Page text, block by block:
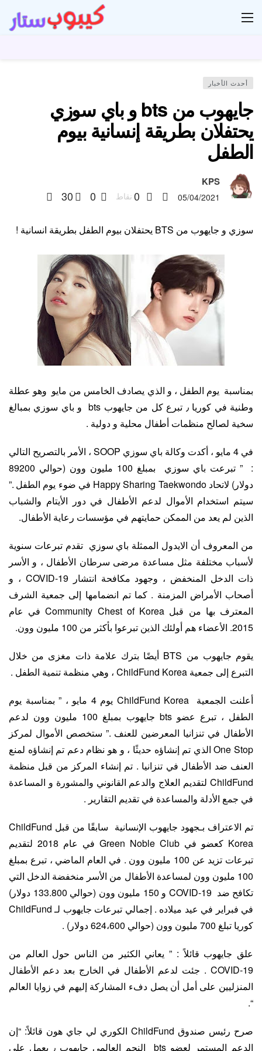
أحدث الأخبار
جايهوب من bts و باي سوزي
يحتفلان بطريقة إنسانية بيوم
الطفل
KPS
05/04/2021
0 نقاط 0
30
سوزي و جايهوب من BTS يحتفلان بيوم الطفل بطريقة انسانية !
بمناسبة يوم الطفل ، و الذي يصادف الخامس من مايو وهو عطلة
وطنية في كوريا ٫ تبرع كل من جايهوب bts و باي سوزي بمبالغ
سخية لصالح منظمات أطفال محلية و دولية .
في 4 مايو ، أكدت وكالة باي سوزي SOOP ، الأمر بالتصريح التالي
: ” تبرعت باي سوزي بمبلغ 100 مليون وون (حوالي 89200
دولار) لاتحاد Happy Sharing Taekwondo في ضوء يوم الطفل .”
سيتم استخدام الأموال لدعم الأطفال في دور الأيتام والشباب
الذين لم يعد من الممكن حمايتهم في مؤسسات رعاية الأطفال.
من المعروف أن الايدول الممثلة باي سوزي تقدم تبرعات سنوية
لأسباب مختلفة مثل مساعدة مرضى سرطان الأطفال ، و الأسر
ذات الدخل المنخفض ، وجهود مكافحة انتشار COVID-19 ، و
أصحاب الأمراض المزمنة . كما تم انضمامها إلى جمعية الشرف
المعترف بها من قبل Community Chest of Korea في عام
2015. الأعضاء هم أولئك الذين تبرعوا بأكثر من 100 مليون وون.
يقوم جايهوب من BTS أيضًا بترك علامة ذات مغزى من خلال
التبرع إلى جمعية ChildFund Korea ، وهي منظمة تنمية الطفل .
أعلنت الجمعية ChildFund Korea يوم 4 مايو ، ” بمناسبة يوم
الطفل ، تبرع عضو bts جايهوب بمبلغ 100 مليون وون لدعم
الأطفال في تنزانيا المعرضين للعنف .” ستخصص الأموال لمركز
One Stop الذي تم إنشاؤه حديثًا ، و هو نظام دعم تم إنشاؤه لمنع
العنف ضد الأطفال في تنزانيا . تم إنشاء المركز من قبل منظمة
ChildFund لتقديم العلاج والدعم القانوني والمشورة و المساعدة
في جمع الأدلة والمساعدة في تقديم التقارير .
تم الاعتراف بـجهود جايهوب الإنسانية سابقًا من قبل ChildFund
Korea كعضو في Green Noble Club في عام 2018 لتقديم
تبرعات تزيد عن 100 مليون وون . في العام الماضي ، تبرع بمبلغ
100 مليون وون لمساعدة الأطفال من الأسر منخفضة الدخل التي
تكافح ضد COVID-19 و 150 مليون وون (حوالي 133.800 دولار)
في فبراير في عيد ميلاده . إجمالي تبرعات جايهوب لـ ChildFund
كوريا تبلغ 700 مليون وون (حوالي 624،600 دولار) .
علق جايهوب قائلاً : ” يعاني الكثير من الناس حول العالم من
COVID-19 . جئت لدعم الأطفال في الخارج بعد دعم الأطفال
المنزليين على أمل أن يصل دفء المشاركة إليهم في زوايا العالم
“.
صرح رئيس صندوق ChildFund الكوري لي جاي هون قائلاً: “إن
الدعم المستمر لعضو bts النجم العالمي جايهوب ٫ يعمل على